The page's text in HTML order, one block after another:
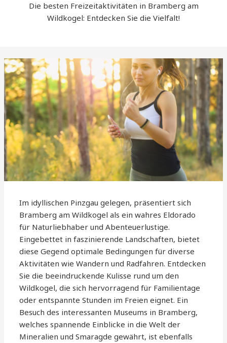
Die besten Freizeitaktivitäten in Bramberg am
Wildkogel: Entdecken Sie die Vielfalt!
Im idyllischen Pinzgau gelegen, präsentiert sich
Bramberg am Wildkogel als ein wahres Eldorado
für Naturliebhaber und Abenteuerlustige.
Eingebettet in faszinierende Landschaften, bietet
diese Gegend optimale Bedingungen für diverse
Aktivitäten wie Wandern und Radfahren. Entdecken
Sie die beeindruckende Kulisse rund um den
Wildkogel, die sich hervorragend für Familientage
oder entspannte Stunden im Freien eignet. Ein
Besuch des interessanten Museums in Bramberg,
welches spannende Einblicke in die Welt der
Mineralien und Smaragde gewährt, ist ebenfalls